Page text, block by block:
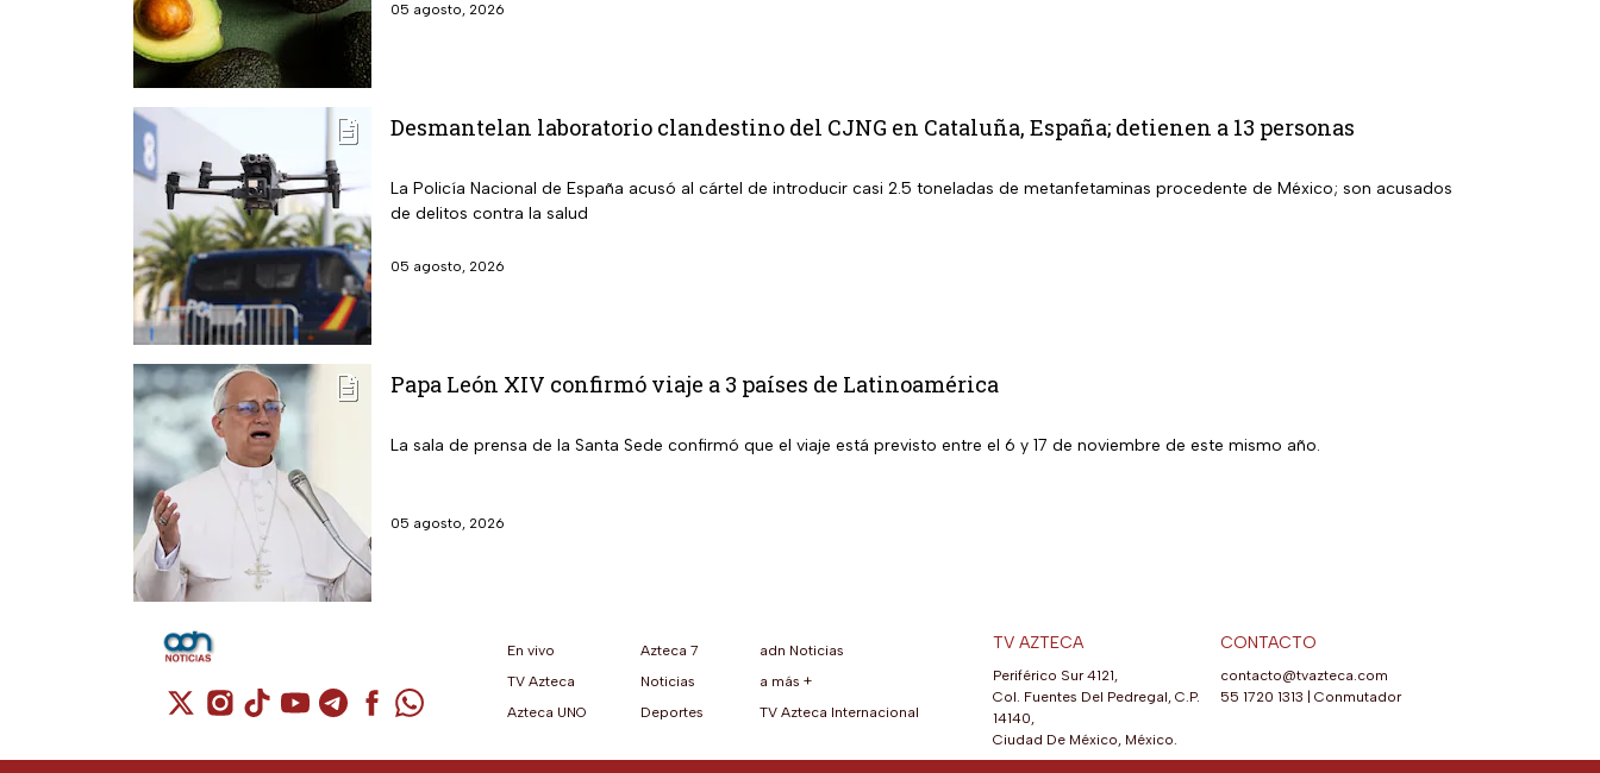
05 agosto, 2026
Desmantelan laboratorio clandestino del CJNG en Cataluña, España; detienen a 13 personas
La Policía Nacional de España acusó al cártel de introducir casi 2.5 toneladas de metanfetaminas procedente de México; son acusados
de delitos contra la salud
05 agosto, 2026
Papa León XIV confirmó viaje a 3 países de Latinoamérica
La sala de prensa de la Santa Sede confirmó que el viaje está previsto entre el 6 y 17 de noviembre de este mismo año.
05 agosto, 2026
Cuenta de X / Twitter (se abre en una nueva pestaña)
Cuenta de Instagram (se abre en una nueva pestaña)
Cuenta de TikTok (se abre en una nueva pestaña)
Cuenta de YouTube (se abre en una nueva pestaña)
Cuenta de Telegram (se abre en una nueva pestaña)
Cuenta de Facebook (se abre en una nueva pestaña)
Cuenta de WhatsApp (se abre en una nueva pestaña)
En vivo
TV Azteca
Azteca UNO
Azteca 7
Noticias
Deportes
adn Noticias
a más +
TV Azteca Internacional
TV AZTECA
Periférico Sur 4121,
Col. Fuentes Del Pedregal, C.P.
14140,
Ciudad De México, México.
CONTACTO
contacto@tvazteca.com
55 1720 1313
Conmutador